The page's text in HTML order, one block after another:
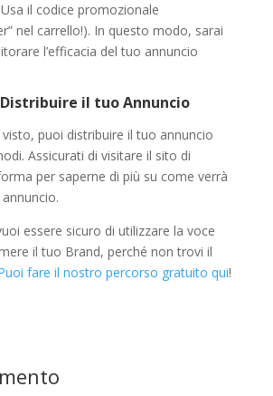
il codice promozionale
nel carrello!). In questo modo, sarai
l’efficacia del tuo annuncio
il tuo Annuncio
puoi distribuire il tuo annuncio
Assicurati di visitare il sito di
per saperne di più su come verrà
essere sicuro di utilizzare la voce
il tuo Brand, perché non trovi il
fare il nostro percorso gratuito qui!